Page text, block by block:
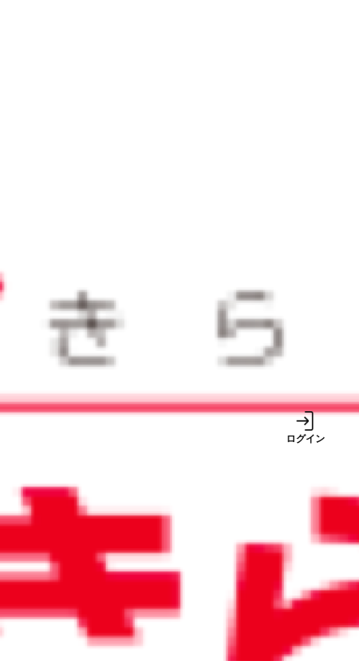
ログイン
2025/12/23
山形県が経験豊富な副業プロ人
材とのマッチングを支援！やま
がた未来（みら）くる人材活用
2024/12/24
2024年10月から値上げした郵便
料金。電子化でコスト高を解決
巷で噂の税金対策は